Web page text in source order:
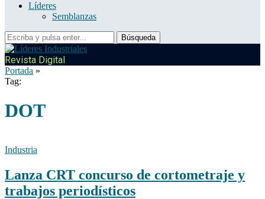
Líderes
Semblanzas
Revista Digital
Portada »
Tag:
DOT
Industria
Lanza CRT concurso de cortometraje y
trabajos periodísticos